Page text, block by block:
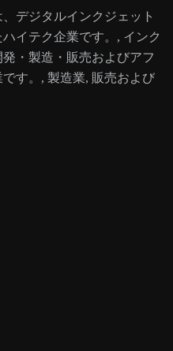
デジタルインクジェット
イテク企業です。, インク
・製造・販売およびアフ
す。, 製造業, 販売および